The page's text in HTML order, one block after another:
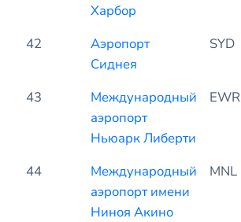
Харбор
42
Аэропорт
Сиднея
SYD
43
Международный
аэропорт
Ньюарк Либерти
EWR
44
Международный
аэропорт имени
Ниноя Акино
MNL